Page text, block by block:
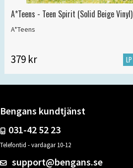
A*Teens - Teen Spirit (Solid Beige Vinyl)
A*Teens
379 kr LP
Bengans kundtjänst
031-42 52 23
Telefontid - vardagar 10-12
support@bengans.se